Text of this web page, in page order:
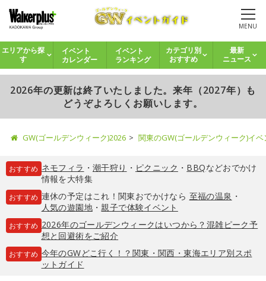
MENU
エリアから探
す
イベント
カレンダー
イベント
ランキング
カテゴリ別
おすすめ
最新
ニュース
2026年の更新は終了いたしました。来年（2027年）も
どうぞよろしくお願いします。
GW(ゴールデンウィーク)2026 関東のGW(ゴールデンウィーク)イ
おすすめ ネモフィラ ・ 潮干狩り ・ ピクニック ・ BBQなどおでかけ
情報を大特集
おすすめ 連休の予定はこれ！関東おでかけなら 至福の温泉 ・
人気の遊園地・親子で体験イベント
おすすめ 2026年のゴールデンウィークはいつから？混雑ピーク予
想と回避術をご紹介
おすすめ 今年のGWどこ行く！？関東・関西・東海エリア別スポ
ットガイド